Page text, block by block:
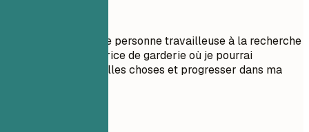
Objectif : Je suis une personne travailleuse à la recherche
d'un poste de directrice de garderie où je pourrai
apprendre de nouvelles choses et progresser dans ma